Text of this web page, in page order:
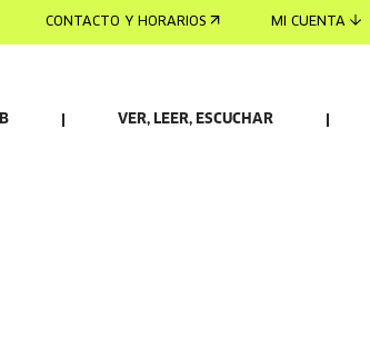
CONTACTO Y HORARIOS MI CUENTA
VER, LEER, ESCUCHAR